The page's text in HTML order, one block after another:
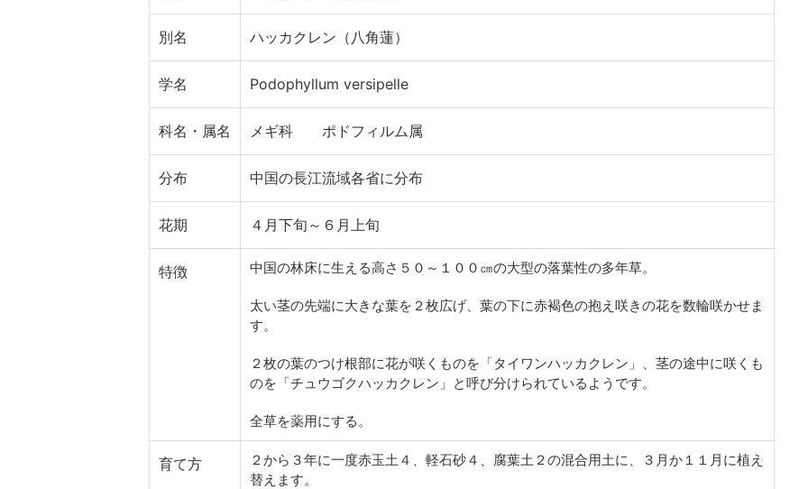
別名 ハッカクレン（八角蓮）
学名 Podophyllum versipelle
科名・属名 メギ科 ポドフィルム属
分布 中国の長江流域各省に分布
花期 ４月下旬～６月上旬
特徴 中国の林床に生える高さ５０～１００㎝の大型の落葉性の多年草。
太い茎の先端に大きな葉を２枚広げ、葉の下に赤褐色の抱え咲きの花を数輪咲かせま
す。
２枚の葉のつけ根部に花が咲くものを「タイワンハッカクレン」、茎の途中に咲くも
のを「チュウゴクハッカクレン」と呼び分けられているようです。
全草を薬用にする。
育て方
２から３年に一度赤玉土４、軽石砂４、腐葉土２の混合用土に、３月か１１月に植え
替えます。